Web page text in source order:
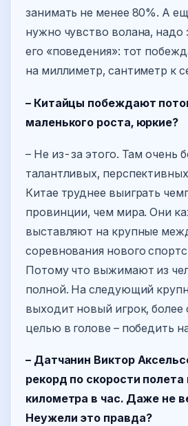
занимать не менее 80%. А
нужно чувство волана, надо
его «поведения»: тот
на миллиметр, сантиметр к
– Китайцы побеждают
маленького роста, юркие?
– Не из-за этого. Там очень
талантливых,
Китае труднее выиграть
провинции, чем мира. Они
выставляют на крупные
соревнования нового
Потому что выжимают из
полной. На следующий
выходит новый игрок,
целью в голове – победить
– Датчанин Виктор
рекорд по скорости полета
километра в час. Даже не
Неужели это правда?